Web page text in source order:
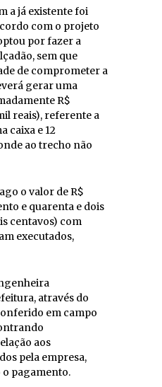
a já existente foi
com o projeto
por fazer a
sem que
de comprometer a
gerar uma
R$
reais), referente a
caixa e 12
ao trecho não
o valor de R$
e quarenta e dois
centavos) com
executados,
através do
em campo
aos
pela empresa,
pagamento.